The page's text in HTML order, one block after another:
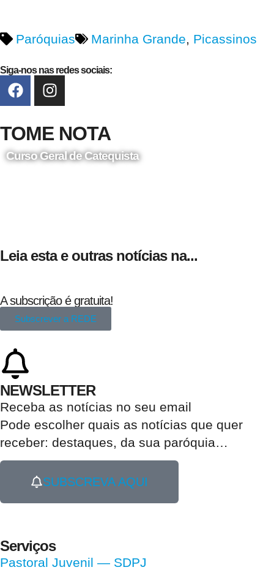
Paróquias Marinha Grande, Picassinos
Siga-nos nas redes sociais:
TOME NOTA
Curso Geral de Catequista
Leia esta e outras notícias na...
A subscrição é gratuita!
Subscrever a REDE
NEWSLETTER
Receba as notícias no seu email​
Pode escolher quais as notícias que quer
receber: destaques, da sua paróquia…
SUBSCREVA AQUI
Serviços
Pastoral Juvenil — SDPJ